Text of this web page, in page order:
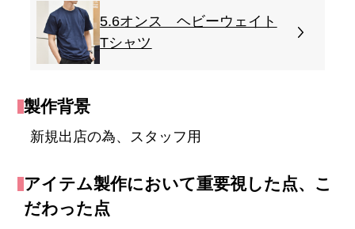
5.6オンス ヘビーウェイト
Tシャツ
製作背景
新規出店の為、スタッフ用
アイテム製作において重要視した点、こ
だわった点